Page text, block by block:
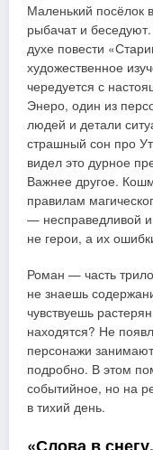
Маленький посёлок
рыбачат и
духе повести
художественное
чередуется с
Энеро, один из
людей и детали
страшный сон про
видел это дурное
Важнее другое.
правилам
— несправедливой и
не герои, а их
Роман — часть
не знаешь
чувствуешь
находятся? Не
персонажи
подробно. В этом
событийное, но на
в тихий день.